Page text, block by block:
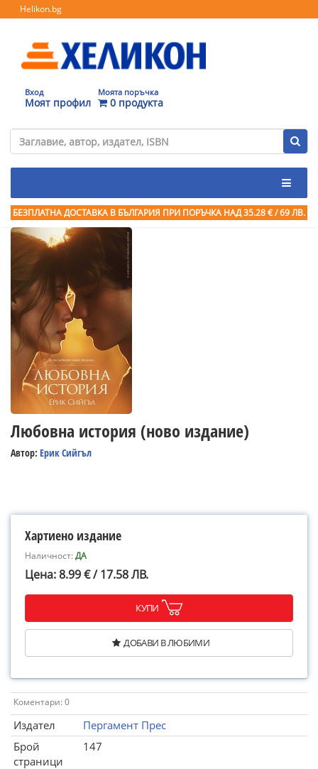
Helikon.bg
Вход
Моят профил
Моята поръчка
0 продукта
БЕЗПЛАТНА ДОСТАВКА В БЪЛГАРИЯ ПРИ ПОРЪЧКА НАД 35.28 € / 69 ЛВ.
Любовна история (ново издание)
Автор: Ерик Сийгъл
Хартиено издание
Наличност:ДА
Цена: 8.99 € / 17.58 ЛВ.
КУПИ
ДОБАВИ В ЛЮБИМИ
Коментари: 0
Издател
Пергамент Прес
Брой
страници
147